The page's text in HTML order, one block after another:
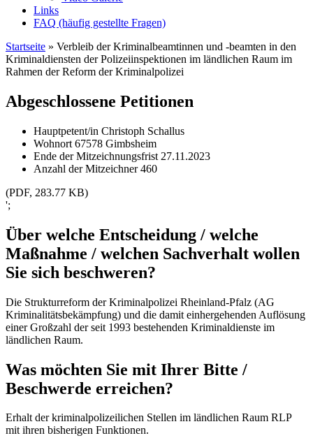
Links
FAQ (häufig gestellte Fragen)
Startseite » Verbleib der Kriminalbeamtinnen und -beamten in den
Kriminaldiensten der Polizeiinspektionen im ländlichen Raum im
Rahmen der Reform der Kriminalpolizei
Abgeschlossene Petitionen
Hauptpetent/in Christoph Schallus
Wohnort 67578 Gimbsheim
Ende der Mitzeichnungsfrist 27.11.2023
Anzahl der Mitzeichner460
(PDF, 283.77 KB)
';
Über welche Entscheidung / welche
Maßnahme / welchen Sachverhalt wollen
Sie sich beschweren?
Die Strukturreform der Kriminalpolizei Rheinland-Pfalz (AG
Kriminalitätsbekämpfung) und die damit einhergehenden Auflösung
einer Großzahl der seit 1993 bestehenden Kriminaldienste im
ländlichen Raum.
Was möchten Sie mit Ihrer Bitte /
Beschwerde erreichen?
Erhalt der kriminalpolizeilichen Stellen im ländlichen Raum RLP
mit ihren bisherigen Funktionen.